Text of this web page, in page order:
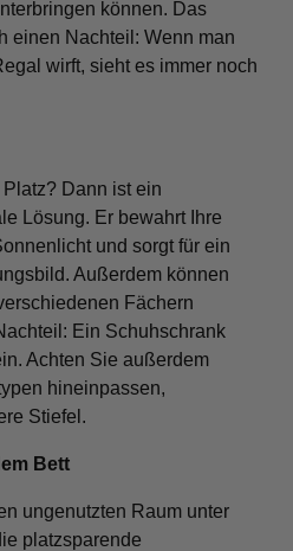
können. Das
einen Nachteil: Wenn man
wirft, sieht es immer noch
Dann ist ein
Lösung. Er bewahrt Ihre
und sorgt für ein
Außerdem können
Fächern
Ein Schuhschrank
Achten Sie außerdem
hineinpassen,
Stiefel.
Bett
ungenutzten Raum unter
platzsparende